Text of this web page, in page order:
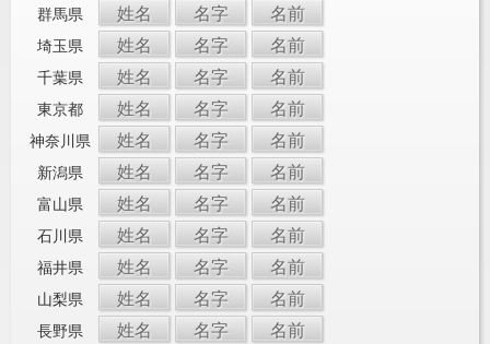
群馬県 姓名 名字 名前
埼玉県 姓名 名字 名前
千葉県 姓名 名字 名前
東京都 姓名 名字 名前
神奈川県 姓名 名字 名前
新潟県 姓名 名字 名前
富山県 姓名 名字 名前
石川県 姓名 名字 名前
福井県 姓名 名字 名前
山梨県 姓名 名字 名前
長野県 姓名 名字 名前